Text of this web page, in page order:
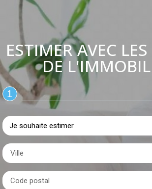
ESTIMER AVEC
DE
1